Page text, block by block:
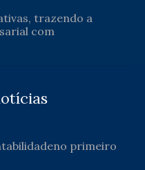
trazendo a
com
primeiro